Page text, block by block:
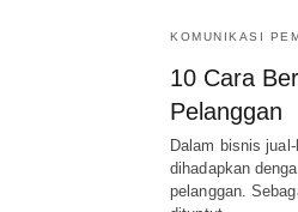
KOMUNIKASI
10 Cara
Pelanggan
Dalam bisnis
dihadapkan
pelanggan.